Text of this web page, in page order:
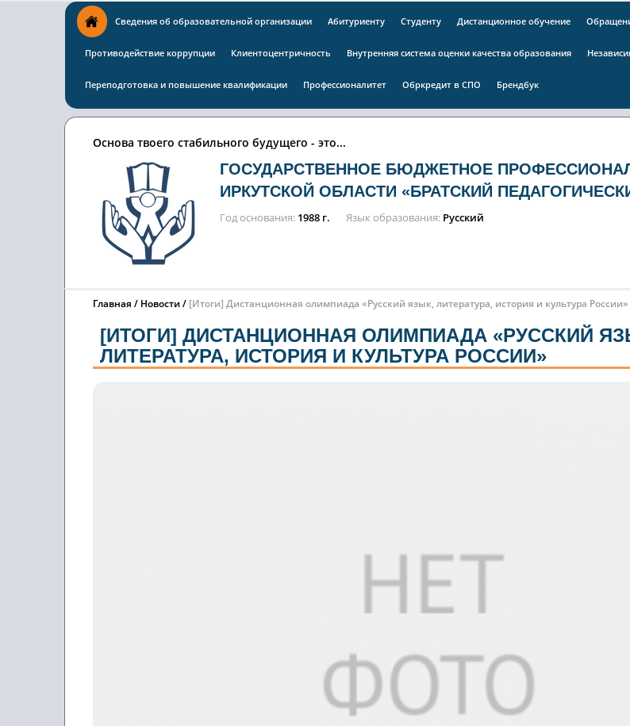
Сведения об образовательной организации Абитуриенту Студенту Дистанционное обучение
Противодействие коррупции Клиентоцентричность Внутренняя система оценки качества образования
Переподготовка и повышение квалификации Профессионалитет Обркредит в СПО Брендбук
Основа твоего стабильного будущего - это...
ГОСУДАРСТВЕННОЕ БЮДЖЕТНОЕ
ИРКУТСКОЙ ОБЛАСТИ «БРАТСКИЙ
Год основания 1988 г. Язык образования Русский
Главная Новости [Итоги] Дистанционная олимпиада «Русский язык, литература, история и культура России»
[ИТОГИ] ДИСТАНЦИОННАЯ ОЛИМПИАДА «РУССКИЙ
ЛИТЕРАТУРА, ИСТОРИЯ И КУЛЬТУРА РОССИИ»